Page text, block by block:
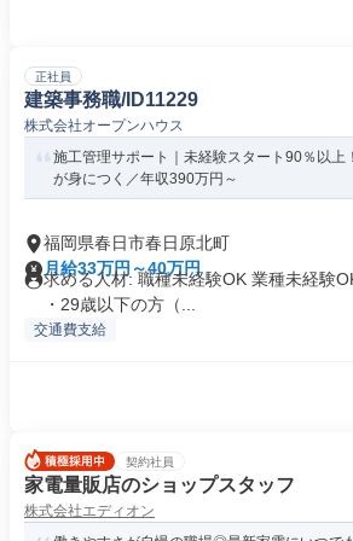
正社員
建築事務職/ID11229
株式会社オープンハウス
施工管理サポート｜未経験スタート90％以上
が身につく／年収390万円～
福岡県春日市春日原北町
月給33万円～40万円
求める人材: 職種未経験OK 業種未経験
・29歳以下の方（...
交通費支給
契約社員
家電量販店のショップスタッフ
株式会社エディオン